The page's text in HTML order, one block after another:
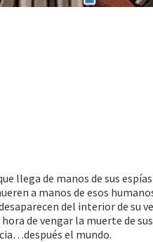
llega de manos de sus
a manos de esos
del interior de su
de vengar la muerte de
el mundo.